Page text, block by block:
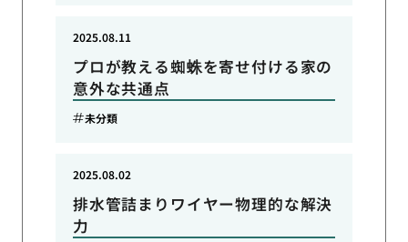
プロが教える蜘蛛を寄せ付ける家の
意外な共通点
2025.08.11
未分類
排水管詰まりワイヤー物理的な解決
力
2025.08.02